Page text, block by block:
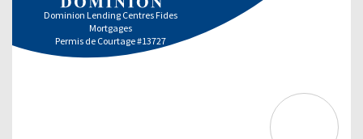
Dominion Lending Centres Fides
Mortgages
Permis de Courtage #13727